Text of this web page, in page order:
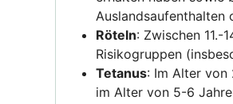
Auslandsaufenthalten
Röteln: Zwischen 11.-
Risikogruppen
Tetanus: Im Alter von
im Alter von 5-6